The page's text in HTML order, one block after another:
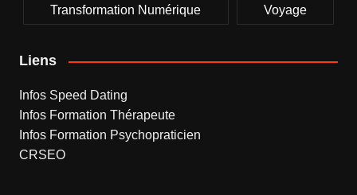
Transformation Numérique Voyage
Liens
Infos Speed Dating
Infos Formation Thérapeute
Infos Formation Psychopraticien
CRSEO